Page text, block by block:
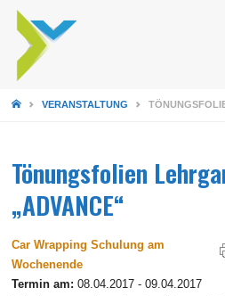
STARTSEITE
VERANSTALTUNG
Tönungsfolien
„ADVANCE“
Car Wrapping Schulung am
Wochenende
Termin am: 08.04.2017 - 09.04.2017